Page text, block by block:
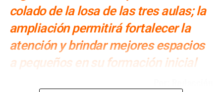
colado de la losa de las tres aulas; la
ampliación permitirá fortalecer la
atención y brindar mejores espacios
a pequeños en su formación inicial